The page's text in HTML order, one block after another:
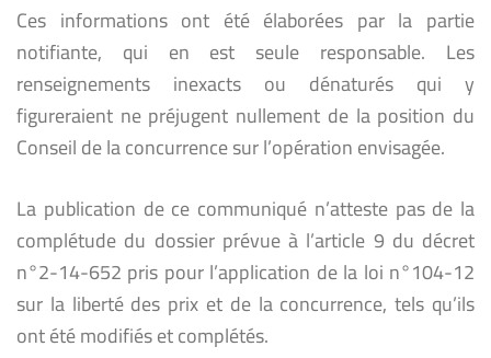
Ces informations ont été élaborées par la partie
notifiante, qui en est seule responsable. Les
renseignements inexacts ou dénaturés qui y
figureraient ne préjugent nullement de la position du
Conseil de la concurrence sur l’opération envisagée.
La publication de ce communiqué n’atteste pas de la
complétude du dossier prévue à l’article 9 du décret
n°2-14-652 pris pour l’application de la loi n°104-12
sur la liberté des prix et de la concurrence, tels qu’ils
ont été modifiés et complétés.